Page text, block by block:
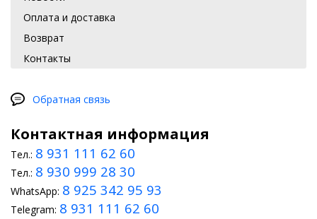
Оплата и доставка
Возврат
Контакты
Обратная связь
Контактная информация
Тел.: 8 931 111 62 60
Тел.: 8 930 999 28 30
WhatsApp: 8 925 342 95 93
Telegram: 8 931 111 62 60